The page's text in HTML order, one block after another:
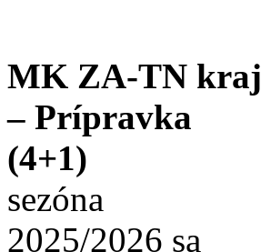
MK ZA-TN kraj
– Prípravka
(4+1)
sezóna
2025/2026 sa